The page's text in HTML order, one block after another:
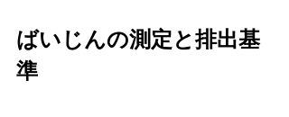
ばいじんの測定と排出基
準